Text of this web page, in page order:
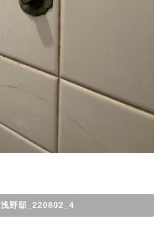
野邸_220802_4